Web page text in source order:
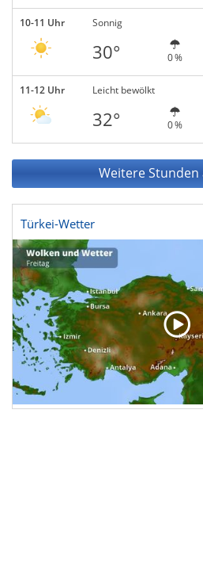
10-11 Uhr Sonnig
30° 0 %
11-12 Uhr Leicht bewölkt
32° 0 %
Weitere Stunden
Türkei-Wetter